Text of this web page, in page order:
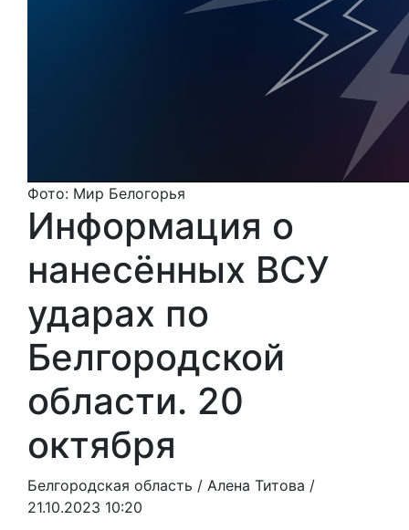
Фото: Мир Белогорья
Информация о
нанесённых ВСУ
ударах по
Белгородской
области. 20
октября
Белгородская область / Алена Титова /
21.10.2023 10:20